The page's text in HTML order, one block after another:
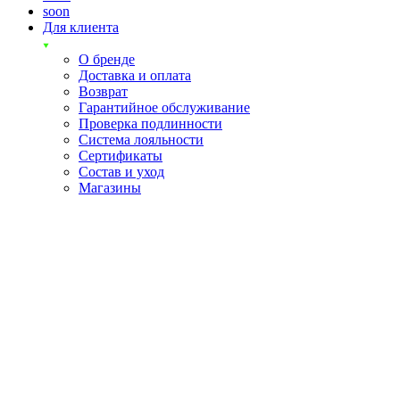
soon
Для клиента
О бренде
Доставка и оплата
Возврат
Гарантийное обслуживание
Проверка подлинности
Система лояльности
Сертификаты
Состав и уход
Магазины